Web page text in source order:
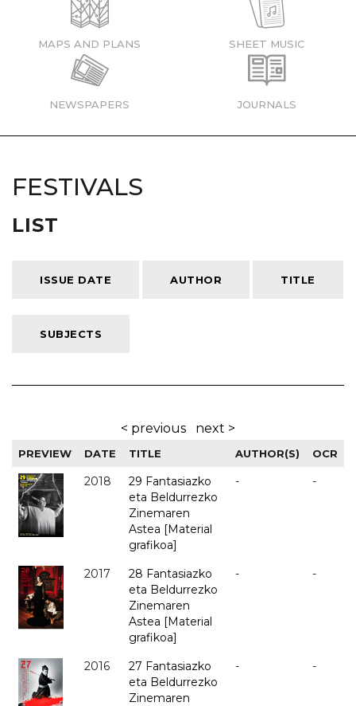
MAPS AND PLANS SHEET MUSIC
NEWSPAPERS JOURNALS
FESTIVALS
LIST
< previous next >
PREVIEW DATE TITLE AUTHOR(S) OCR
2018
29 Fantasiazko
eta Beldurrezko
Zinemaren
Astea [Material
grafikoa]
- -
2017
28 Fantasiazko
eta Beldurrezko
Zinemaren
Astea [Material
grafikoa]
- -
2016
27 Fantasiazko
eta Beldurrezko
Zinemaren
- -